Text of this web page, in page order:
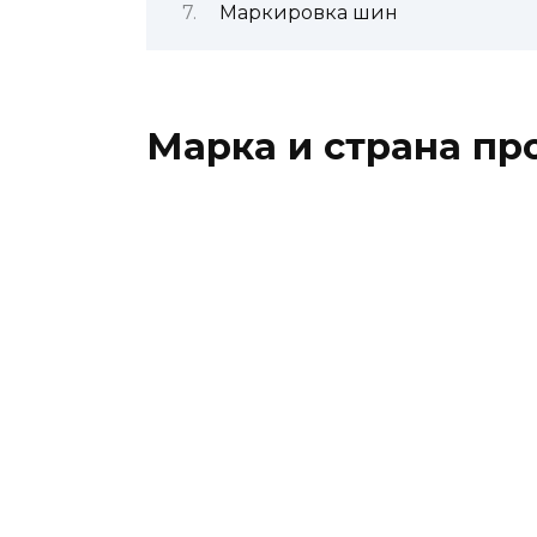
Маркировка шин
Марка и страна